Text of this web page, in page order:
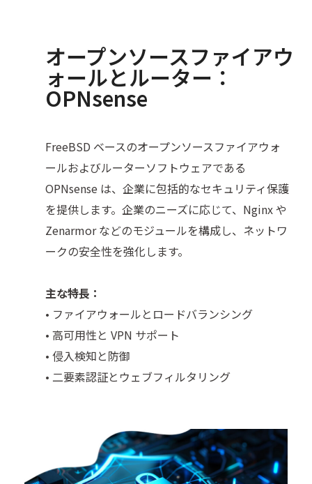
オープンソースファイアウ
ォールとルーター：
OPNsense
FreeBSD ベースのオープンソースファイアウォ
ールおよびルーターソフトウェアである
OPNsense は、企業に包括的なセキュリティ保護
を提供します。企業のニーズに応じて、Nginx や
Zenarmor などのモジュールを構成し、ネットワ
ークの安全性を強化します。
主な特長：
• ファイアウォールとロードバランシング
• 高可用性と VPN サポート
• 侵入検知と防御
• 二要素認証とウェブフィルタリング